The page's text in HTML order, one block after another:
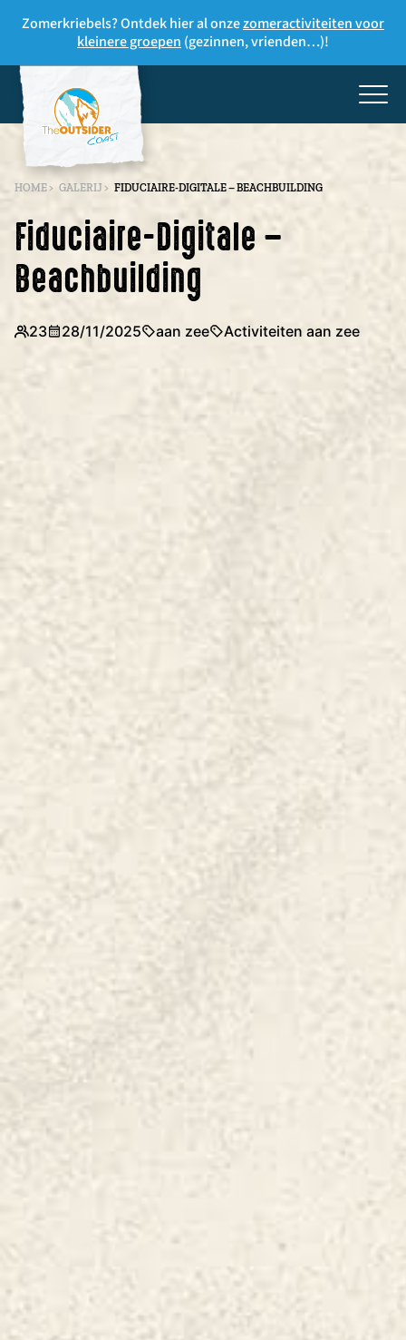
Zomerkriebels? Ontdek hier al onzezomeractiviteiten voor
kleinere groepen (gezinnen, vrienden…)!
HOME > GALERIJ > FIDUCIAIRE-DIGITALE – BEACHBUILDING
Fiduciaire-Digitale –
Beachbuilding
23 28/11/2025 aan zee Activiteiten aan zee